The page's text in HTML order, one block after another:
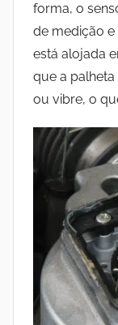
forma, o
de medição
está alojada
que a
ou vibre, o